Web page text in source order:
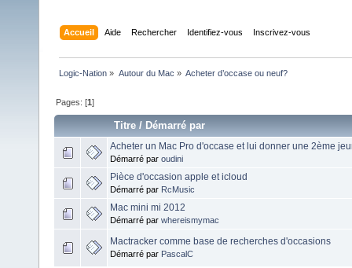
Accueil Aide Rechercher Identifiez-vous Inscrivez-vous
Logic-Nation » Autour du Mac » Acheter d’occase ou neuf?
Pages: [1]
Titre /Démarré par
Acheter un Mac Pro d'occase et lui donner une 2ème
Démarré par oudini
Pièce d'occasion apple et icloud
Démarré par RcMusic
Mac mini mi 2012
Démarré par whereismymac
Mactracker comme base de recherches d'occasions
Démarré par PascalC